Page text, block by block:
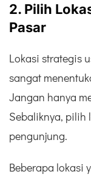
2. Pilih
Pasar
Lokasi strategis
sangat
Jangan hanya
Sebaliknya, pilih
pengunjung.
Beberapa lokasi